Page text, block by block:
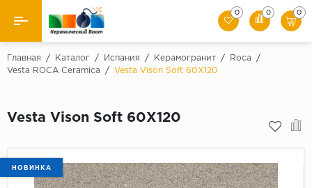
Назад
Керамическая плитка
Мозаики
0 0 0
Главная / Каталог / Испания / Керамогранит / Roca
/
Vesta ROCA Ceramica
/ Vesta Vison Soft 60X120
Vesta Vison Soft 60X120
НОВИНКА